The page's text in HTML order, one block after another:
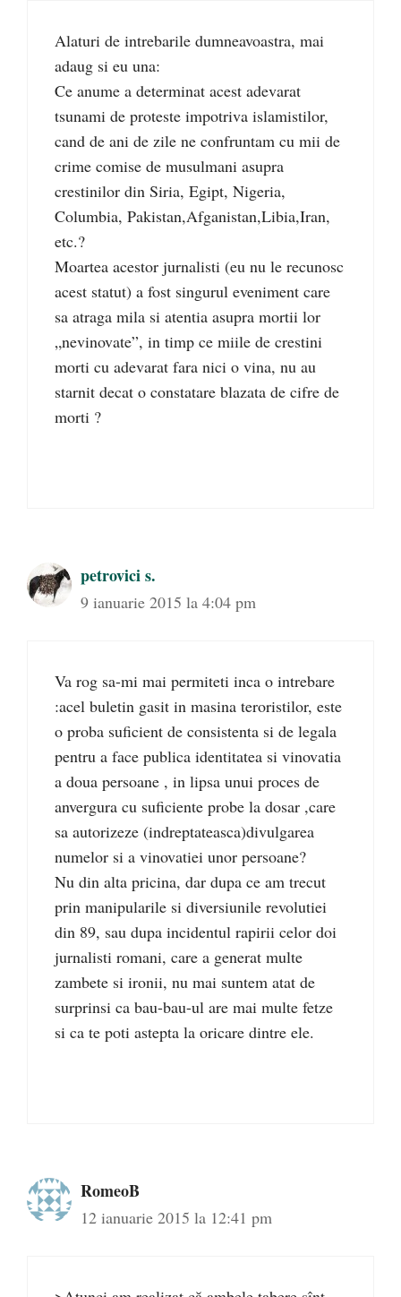
Alaturi de intrebarile dumneavoastra, mai
adaug si eu una:
Ce anume a determinat acest adevarat
tsunami de proteste impotriva islamistilor,
cand de ani de zile ne confruntam cu mii de
crime comise de musulmani asupra
crestinilor din Siria, Egipt, Nigeria,
Columbia, Pakistan,Afganistan,Libia,Iran,
etc.?
Moartea acestor jurnalisti (eu nu le recunosc
acest statut) a fost singurul eveniment care
sa atraga mila si atentia asupra mortii lor
„nevinovate”, in timp ce miile de crestini
morti cu adevarat fara nici o vina, nu au
starnit decat o constatare blazata de cifre de
morti ?
petrovici s.
9 ianuarie 2015 la 4:04 pm
Va rog sa-mi mai permiteti inca o intrebare
:acel buletin gasit in masina teroristilor, este
o proba suficient de consistenta si de legala
pentru a face publica identitatea si vinovatia
a doua persoane , in lipsa unui proces de
anvergura cu suficiente probe la dosar ,care
sa autorizeze (indreptateasca)divulgarea
numelor si a vinovatiei unor persoane?
Nu din alta pricina, dar dupa ce am trecut
prin manipularile si diversiunile revolutiei
din 89, sau dupa incidentul rapirii celor doi
jurnalisti romani, care a generat multe
zambete si ironii, nu mai suntem atat de
surprinsi ca bau-bau-ul are mai multe fetze
si ca te poti astepta la oricare dintre ele.
RomeoB
12 ianuarie 2015 la 12:41 pm